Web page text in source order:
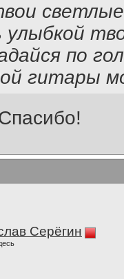
улыбкой
по
гитары
Серёгин